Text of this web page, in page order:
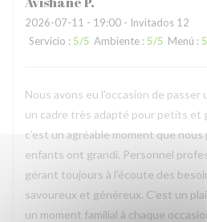
2026-07-11 - 19:00 - Invitados 12
Servicio : 5/5 Ambiente : 5/5 Menú : 5
Nous avons eu l'occasion de passer
un cadre très adapté pour petits et
c'est un agréable moment que nous
enfants ont grandi. Personnel
gérant toujours à l'écoute des
savoureux et généreux. C'est un
un moment familial à chaque